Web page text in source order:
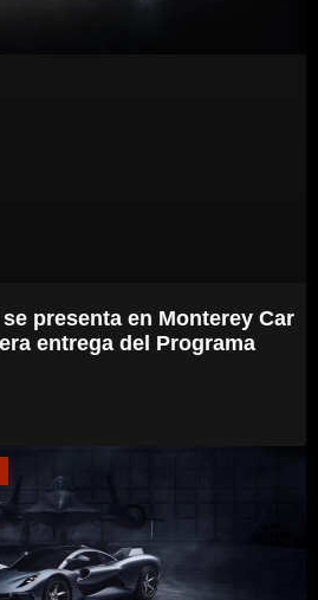
presenta en Monterey Car
entrega del Programa